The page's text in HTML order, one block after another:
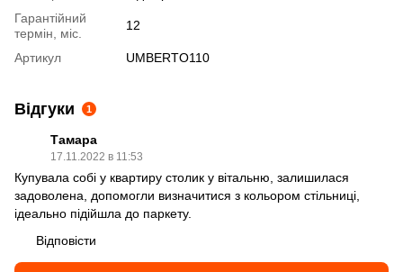
Гарантійний
термін, міс.
12
Артикул UMBERTO110
Відгуки 1
Тамара
17.11.2022 в 11:53
Купувала собі у квартиру столик у вітальню, залишилася
задоволена, допомогли визначитися з кольором стільниці,
ідеально підійшла до паркету.
Відповісти